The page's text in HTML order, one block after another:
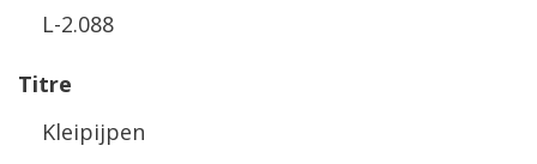
L-2.088
Titre
Kleipijpen